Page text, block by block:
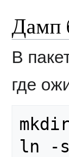
Дамп
В
где
ln -s